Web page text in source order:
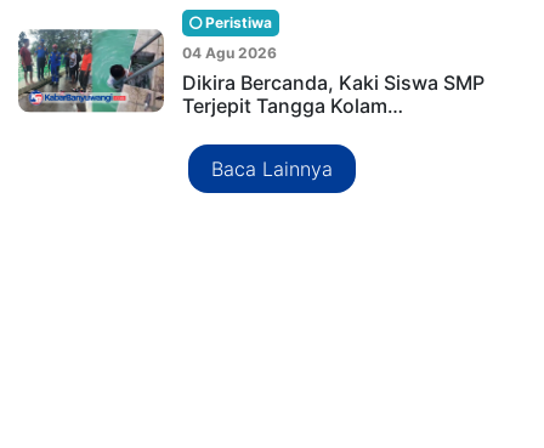
Peristiwa
04 Agu 2026
Dikira Bercanda, Kaki Siswa SMP
Terjepit Tangga Kolam…
Baca Lainnya